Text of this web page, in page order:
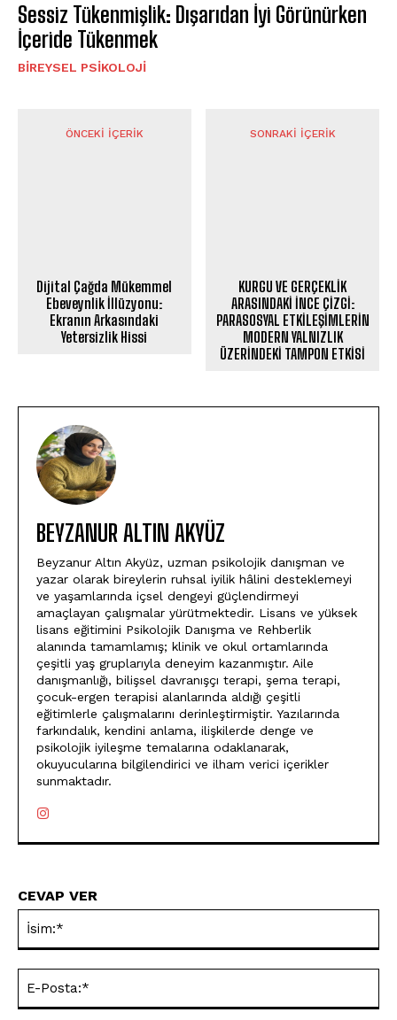
Sessiz Tükenmişlik: Dışarıdan İyi Görünürken
İçeride Tükenmek
BIREYSEL PSIKOLOJI
ÖNCEKI İÇERIK
Dijital Çağda Mükemmel
Ebeveynlik İllüzyonu:
Ekranın Arkasındaki
Yetersizlik Hissi
SONRAKI İÇERIK
KURGU VE GERÇEKLİK
ARASINDAKİ İNCE ÇİZGİ:
PARASOSYAL ETKİLEŞİMLERİN
MODERN YALNIZLIK
ÜZERİNDEKİ TAMPON ETKİSİ
BEYZANUR ALTIN AKYÜZ
Beyzanur Altın Akyüz, uzman psikolojik danışman ve
yazar olarak bireylerin ruhsal iyilik hâlini desteklemeyi
ve yaşamlarında içsel dengeyi güçlendirmeyi
amaçlayan çalışmalar yürütmektedir. Lisans ve yüksek
lisans eğitimini Psikolojik Danışma ve Rehberlik
alanında tamamlamış; klinik ve okul ortamlarında
çeşitli yaş gruplarıyla deneyim kazanmıştır. Aile
danışmanlığı, bilişsel davranışçı terapi, şema terapi,
çocuk-ergen terapisi alanlarında aldığı çeşitli
eğitimlerle çalışmalarını derinleştirmiştir. Yazılarında
farkındalık, kendini anlama, ilişkilerde denge ve
psikolojik iyileşme temalarına odaklanarak,
okuyucularına bilgilendirici ve ilham verici içerikler
sunmaktadır.
CEVAP VER